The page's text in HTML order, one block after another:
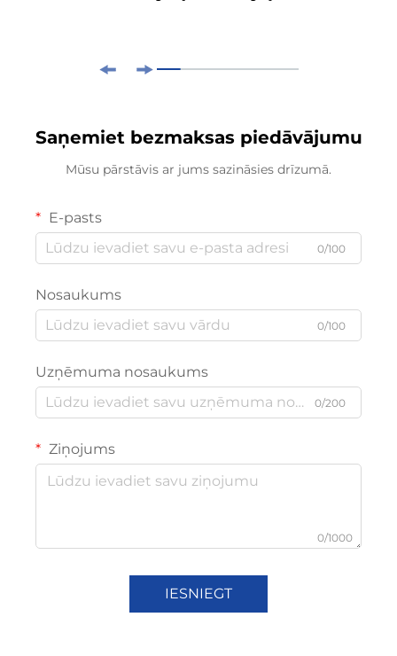
Saņemiet bezmaksas piedāvājumu
Mūsu pārstāvis ar jums sazināsies drīzumā.
E-pasts
0/100
Nosaukums
0/100
Uzņēmuma nosaukums
0/200
Ziņojums
0/1000
IESNIEGT